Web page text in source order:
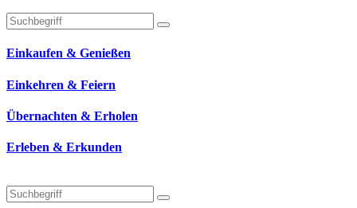
Technisches Feld: Suchfeld
Technisches Feld: Suchbutton
Suche absenden
Einkaufen & Genießen
Einkehren & Feiern
Übernachten & Erholen
Erleben & Erkunden